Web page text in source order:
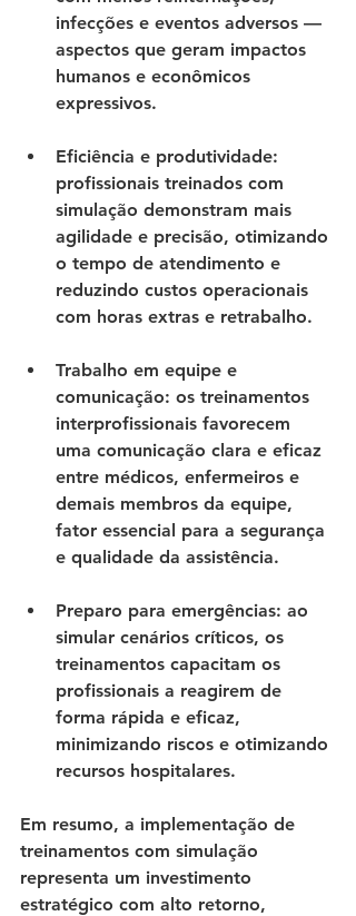
infecções e eventos adversos —
aspectos que geram impactos
humanos e econômicos
expressivos.
Eficiência e produtividade:
profissionais treinados com
simulação demonstram mais
agilidade e precisão, otimizando
o tempo de atendimento e
reduzindo custos operacionais
com horas extras e retrabalho.
Trabalho em equipe e
comunicação: os treinamentos
interprofissionais favorecem
uma comunicação clara e eficaz
entre médicos, enfermeiros e
demais membros da equipe,
fator essencial para a segurança
e qualidade da assistência.
Preparo para emergências: ao
simular cenários críticos, os
treinamentos capacitam os
profissionais a reagirem de
forma rápida e eficaz,
minimizando riscos e otimizando
recursos hospitalares.
Em resumo, a implementação de
treinamentos com simulação
representa um investimento
estratégico com alto retorno,